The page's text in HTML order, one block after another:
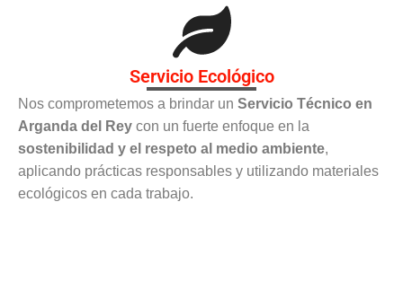
Servicio Ecológico
Nos comprometemos a brindar un Servicio Técnico en
Arganda del Rey con un fuerte enfoque en la
sostenibilidad y el respeto al medio ambiente,
aplicando prácticas responsables y utilizando materiales
ecológicos en cada trabajo.